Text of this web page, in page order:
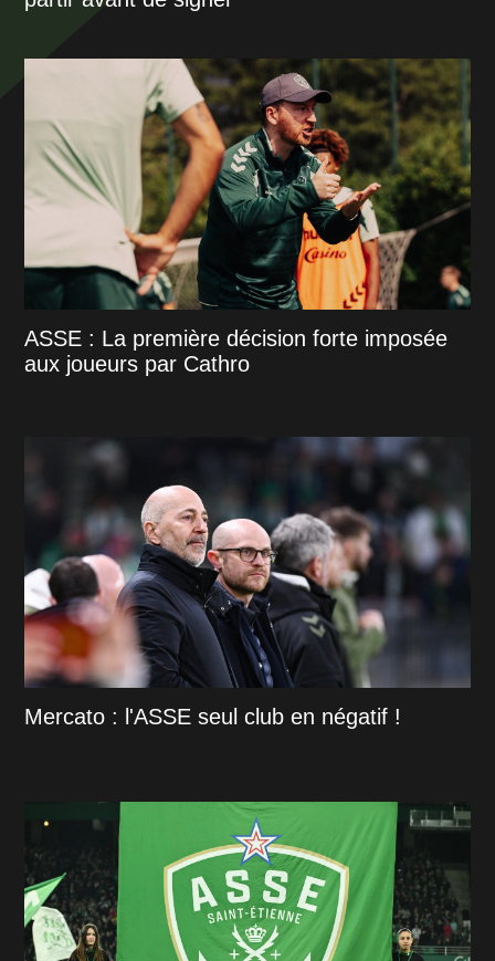
ASSE : La première décision forte imposée
aux joueurs par Cathro
Mercato : l'ASSE seul club en négatif !